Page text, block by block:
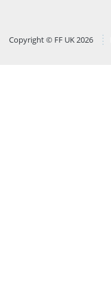
Copyright © FF UK 2026